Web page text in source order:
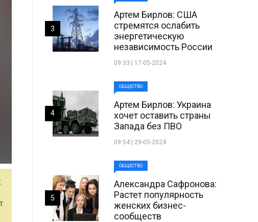
Артем Бирлов: США
стремятся ослабить
энергетическую
независимость России
09:33 | 17-05-2024
3
ОБЩЕСТВО
Артем Бирлов: Украина
хочет оставить страны
Запада без ПВО
09:54 | 29-05-2024
4
ОБЩЕСТВО
Александра Сафронова:
Растет популярность
женских бизнес-
сообществ
5